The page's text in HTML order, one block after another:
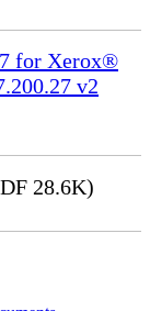
for Xerox®
v2
28.6K)